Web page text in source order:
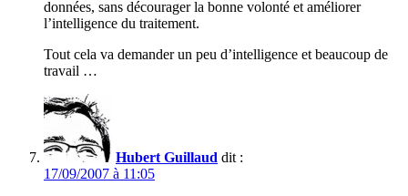
données, sans décourager la bonne volonté et améliorer
l’intelligence du traitement.
Tout cela va demander un peu d’intelligence et beaucoup de
travail …
Hubert Guillaud dit :
17/09/2007 à 11:05